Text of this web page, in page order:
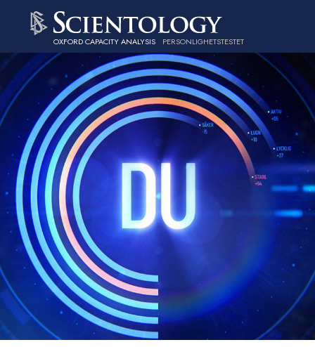
OXFORD CAPACITY ANALYSIS PERSONLIGHETSTESTET